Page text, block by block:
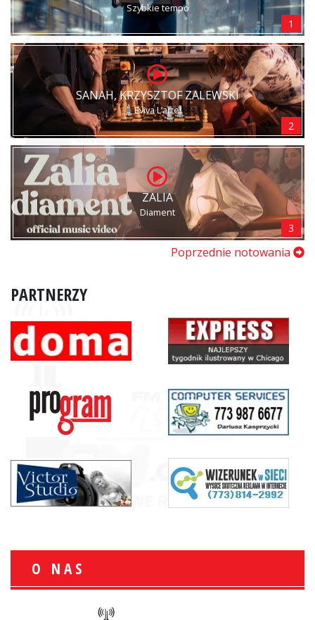
Szybkie tempo
1
SANAH, KRZYSZTOF ZALEWSKI
Eviva L’arte!
2
ZALIA
Diament
3
Poprzednie notowania
PARTNERZY
O NAS